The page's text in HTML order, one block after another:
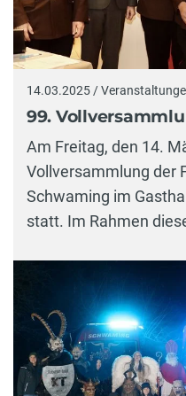
14.03.2025 /
99.
Am Freitag, den 14.
Vollversammlung der
Schwaming im
statt. Im Rahmen